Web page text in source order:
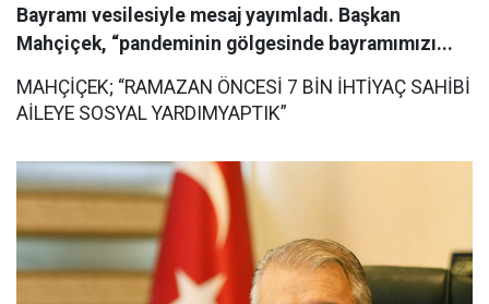
Bayramı vesilesiyle mesaj yayımladı. Başkan
Mahçiçek, “pandeminin gölgesinde bayramımızı...
MAHÇİÇEK; “RAMAZAN ÖNCESİ 7 BİN İHTİYAÇ SAHİBİ
AİLEYE SOSYAL YARDIMYAPTIK”